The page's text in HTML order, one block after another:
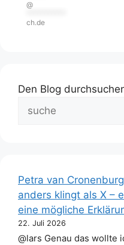
@
ch.de
Den Blog
Petra van Cronenburg
anders klingt als X –
eine mögliche
22. Juli 2026
@lars Genau das wollte